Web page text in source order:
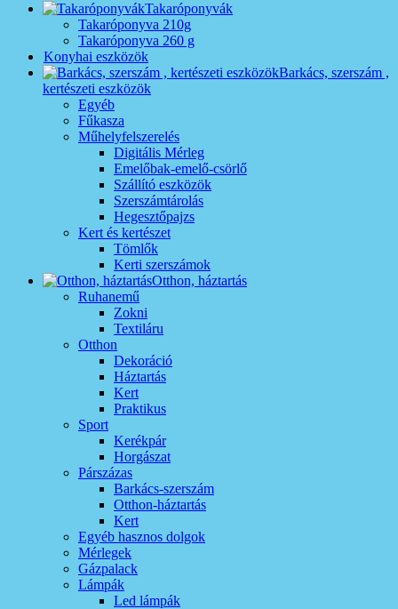
Takaróponyvák
Takaróponyva 210g
Takaróponyva 260 g
Konyhai eszközök
Barkács, szerszám ,
kertészeti eszközök
Egyéb
Fűkasza
Műhelyfelszerelés
Digitális Mérleg
Emelőbak-emelő-csörlő
Szállító eszközök
Szerszámtárolás
Hegesztőpajzs
Kert és kertészet
Tömlők
Kerti szerszámok
Otthon, háztartás
Ruhanemű
Zokni
Textiláru
Otthon
Dekoráció
Háztartás
Kert
Praktikus
Sport
Kerékpár
Horgászat
Párszázas
Barkács-szerszám
Otthon-háztartás
Kert
Egyéb hasznos dolgok
Mérlegek
Gázpalack
Lámpák
Led lámpák